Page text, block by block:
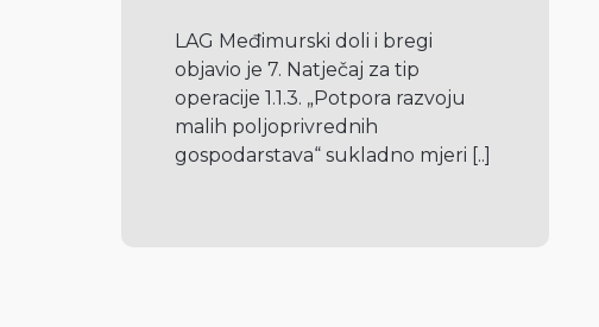
LAG Međimurski doli i bregi
objavio je 7. Natječaj za tip
operacije 1.1.3. „Potpora razvoju
malih poljoprivrednih
gospodarstava“ sukladno mjeri [..]